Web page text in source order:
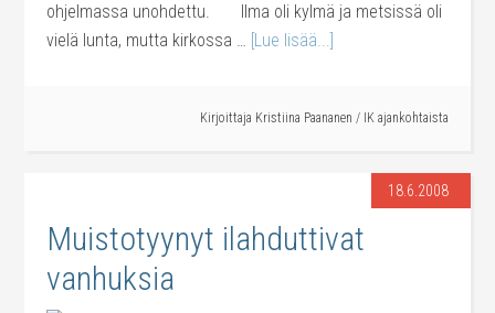
ohjelmassa unohdettu. Ilma oli kylmä ja metsissä oli
vielä lunta, mutta kirkossa … [Lue lisää...]
Kirjoittaja Kristiina Paananen / IK ajankohtaista
18.6.2008
Muistotyynyt ilahduttivat
vanhuksia